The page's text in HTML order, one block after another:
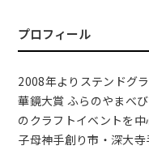
プロフィール
2008年よりステンドグ
華鏡大賞 ふらのやまべ
のクラフトイベントを
子母神手創り市・深大